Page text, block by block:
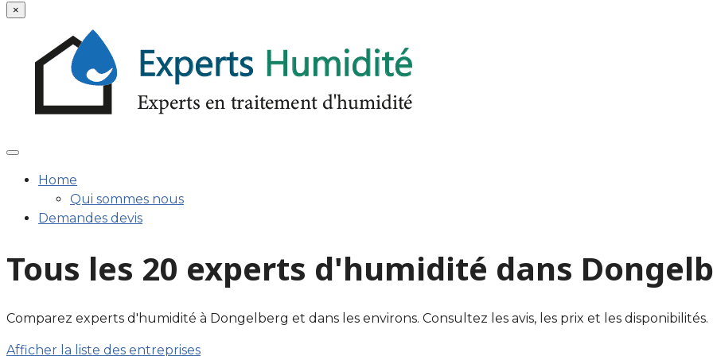
×
Home
Qui sommes nous
Demandes devis
Tous les 20 experts d'humidité dans
Comparez experts d'humidité à Dongelberg et dans les environs. Consultez les avis, les prix et les disponibilités.
Afficher la liste des entreprises